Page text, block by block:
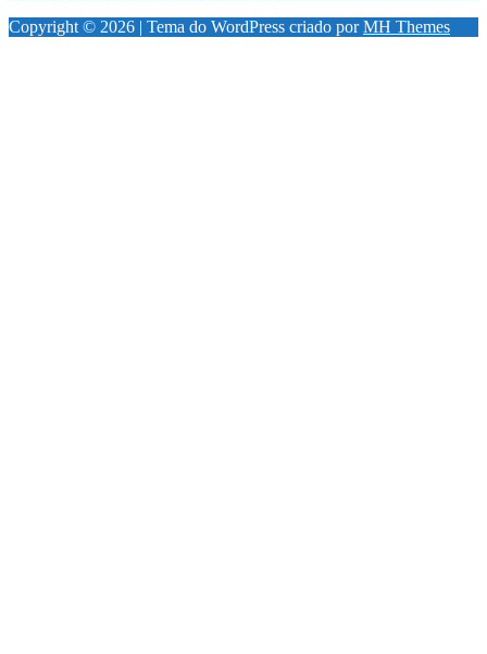
Copyright © 2026 | Tema do WordPress criado porMH Themes